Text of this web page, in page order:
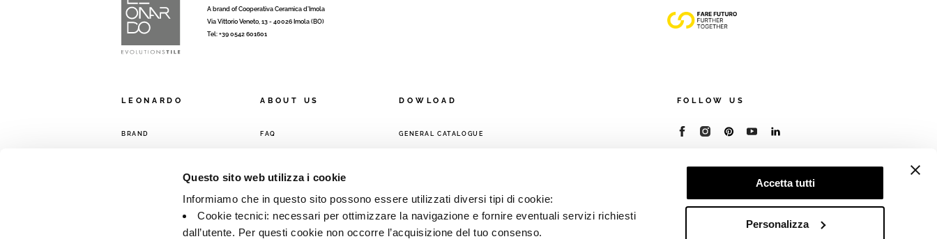
Questo sito web utilizza i cookie
Informiamo che in questo sito possono essere utilizzati diversi tipi di cookie:
Cookie tecnici: necessari per ottimizzare la navigazione e fornire eventuali servizi richiesti
dall’utente. Per questi cookie non occorre l’acquisizione del tuo consenso.
Accetta tutti
Personalizza
A brand of Cooperativa Ceramica d’Imola
Via Vittorio Veneto, 13 - 40026 Imola (BO)
Tel: +39 0542 601601
LEONARDO
BRAND
ABOUT US
FAQ
DOWLOAD
GENERAL CATALOGUE
FOLLOW US
© 2026 - Cooperativa Ceramica d’Imola
R.E.A. BO 5545